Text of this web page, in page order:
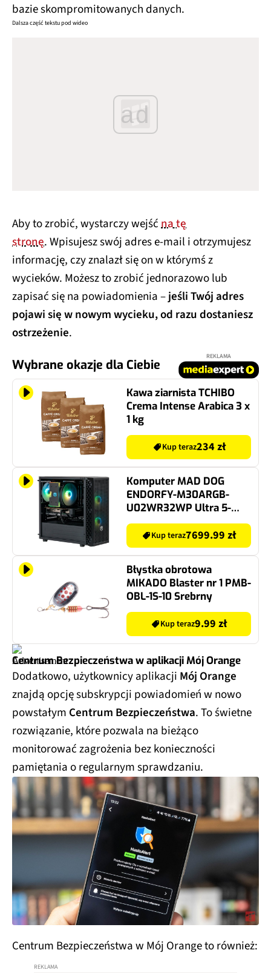
bazie skompromitowanych danych.
Dalsza część tekstu pod wideo
ad
Aby to zrobić, wystarczy wejśćna tę
stronę. Wpisujesz swój adres e-mail i otrzymujesz
informację, czy znalazł się on w którymś z
wycieków. Możesz to zrobić jednorazowo lub
zapisać się na powiadomienia –jeśli Twój adres
pojawi się w nowym wycieku, od razu dostaniesz
ostrzeżenie.
Wybrane okazje dla Ciebie
REKLAMA
Kawa ziarnista TCHIBO
Crema Intense Arabica 3 x
1 kg
Kup teraz234 zł
Komputer MAD DOG
ENDORFY-M30ARGB-
U02WR32WP Ultra 5-
245KF 32GB RAM 1TB
SSD GeForce RTX5060Ti
DLSS 4.5 Wi-Fi Windows
Kup teraz7699.99 zł
Błystka obrotowa
MIKADO Blaster nr 1 PMB-
OBL-1S-10 Srebrny
Kup teraz9.99 zł
Centrum Bezpieczeństwa w aplikacji Mój Orange
Dodatkowo, użytkownicy aplikacji Mój Orange
znajdą opcję subskrypcji powiadomień w nowo
powstałym Centrum Bezpieczeństwa. To świetne
rozwiązanie, które pozwala na bieżąco
monitorować zagrożenia bez konieczności
pamiętania o regularnym sprawdzaniu.
Centrum Bezpieczeństwa w Mój Orange to również: